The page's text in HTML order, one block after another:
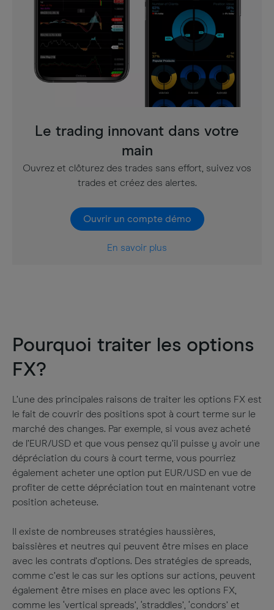
Le trading innovant dans votre
main
Ouvrez et clôturez des trades sans effort, suivez vos
trades et créez des alertes.
Ouvrir un compte démo
En savoir plus
Pourquoi traiter les options
FX?
L’une des principales raisons de traiter les options FX est
le fait de couvrir des positions spot à court terme sur le
marché des changes. Par exemple, si vous avez acheté
de l’EUR/USD et que vous pensez qu’il puisse y avoir une
dépréciation du cours à court terme, vous pourriez
également acheter une option put EUR/USD en vue de
profiter de cette dépréciation tout en maintenant votre
position acheteuse.
Il existe de nombreuses stratégies haussières,
baissières et neutres qui peuvent être mises en place
avec les contrats d’options. Des stratégies de spreads,
comme c’est le cas sur les options sur actions, peuvent
également être mises en place avec les options FX,
comme les ‘vertical spreads’, ‘straddles’, ‘condors’ et